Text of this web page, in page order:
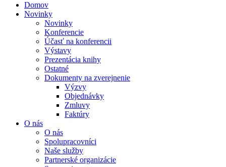
Domov
Novinky
Novinky
Konferencie
Účasť na konferencii
Výstavy
Prezentácia knihy
Ostatné
Dokumenty na zverejnenie
Výzvy
Objednávky
Zmluvy
Faktúry
O nás
O nás
Spolupracovníci
Naše služby
Partnerské organizácie